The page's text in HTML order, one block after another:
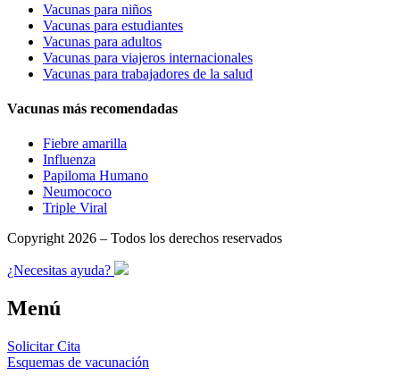
Vacunas para niños
Vacunas para estudiantes
Vacunas para adultos
Vacunas para viajeros internacionales
Vacunas para trabajadores de la salud
Vacunas más recomendadas
Fiebre amarilla
Influenza
Papiloma Humano
Neumococo
Triple Viral
Copyright 2026 – Todos los derechos reservados
¿Necesitas ayuda?
Menú
Solicitar Cita
Esquemas de vacunación